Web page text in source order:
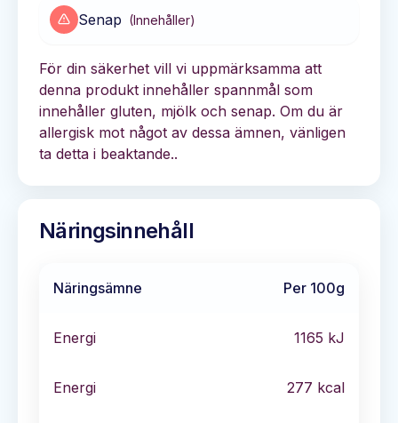
Senap (Innehåller)
För din säkerhet vill vi uppmärksamma att
denna produkt innehåller spannmål som
innehåller gluten, mjölk och senap. Om du är
allergisk mot något av dessa ämnen, vänligen
ta detta i beaktande..
Näringsinnehåll
Näringsämne Per 100g
Energi 1165 kJ
Energi 277 kcal